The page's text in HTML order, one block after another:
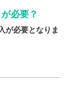
必要？
が必要となりま